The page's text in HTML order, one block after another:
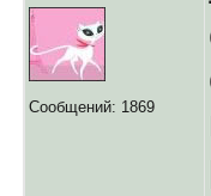
Сообщений: 1869